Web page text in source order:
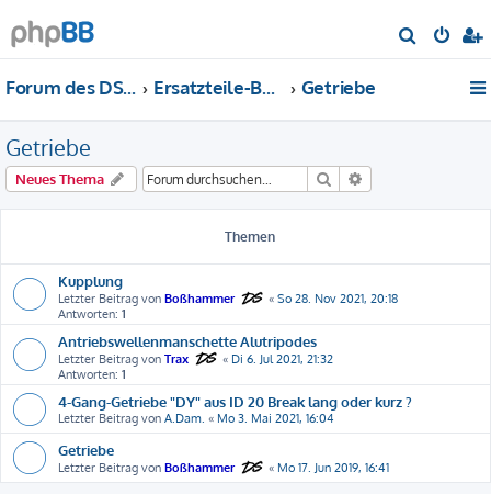
u
Forum des DS-Club Deutschland e.V. Ersatzteile-Bewertung Getriebe
Getriebe
Neues Thema Suche
Themen
Kupplung
Letzter Beitrag von Boßhammer « So 28. Nov 2021, 20:18
Antworten: 1
Antriebswellenmanschette Alutripodes
Letzter Beitrag von Trax « Di 6. Jul 2021, 21:32
Antworten: 1
4-Gang-Getriebe "DY" aus ID 20 Break lang oder kurz ?
Letzter Beitrag von A.Dam. « Mo 3. Mai 2021, 16:04
Getriebe
Letzter Beitrag von Boßhammer « Mo 17. Jun 2019, 16:41